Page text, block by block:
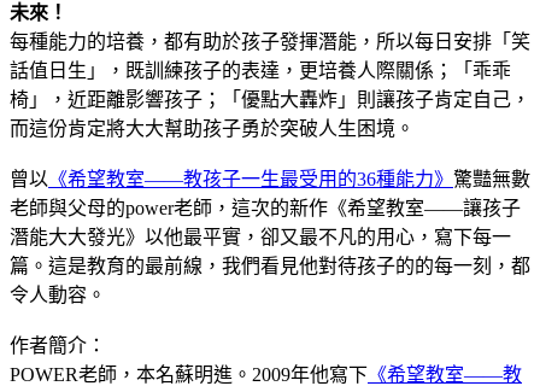
未來！
每種能力的培養，都有助於孩子發揮潛能，所以每日安排「笑
話值日生」，既訓練孩子的表達，更培養人際關係；「乖乖
椅」，近距離影響孩子；「優點大轟炸」則讓孩子肯定自己，
而這份肯定將大大幫助孩子勇於突破人生困境。
曾以 《希望教室——教孩子一生最受用的36種能力》 驚豔無數
老師與父母的power老師，這次的新作《希望教室——讓孩子
潛能大大發光》以他最平實，卻又最不凡的用心，寫下每一
篇。這是教育的最前線，我們看見他對待孩子的的每一刻，都
令人動容。
作者簡介：
POWER老師，本名蘇明進。2009年他寫下 《希望教室——教